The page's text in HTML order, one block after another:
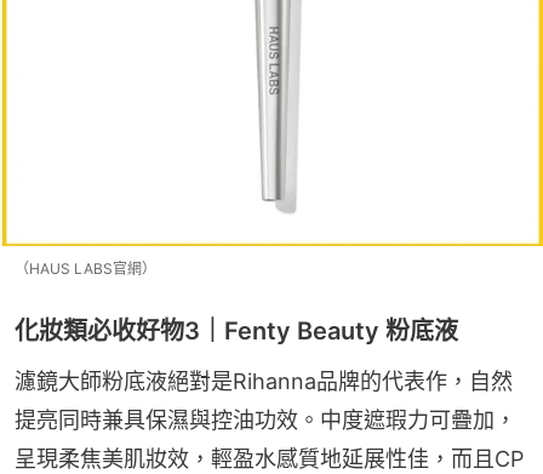
（HAUS LABS官網）
化妝類必收好物3｜Fenty Beauty 粉底液
濾鏡大師粉底液絕對是Rihanna品牌的代表作，自然
提亮同時兼具保濕與控油功效。中度遮瑕力可疊加，
呈現柔焦美肌妝效，輕盈水感質地延展性佳，而且CP